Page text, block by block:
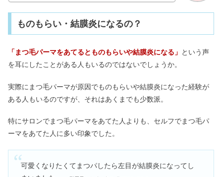
ものもらい・結膜炎になるの？
「まつ毛パーマをあてるとものもらいや結膜炎になる」 という声
を耳にしたことがある人もいるのではないでしょうか。
実際にまつ毛パーマが原因でものもらいや結膜炎になった経験が
ある人もいるのですが、それはあくまでも少数派。
特にサロンでまつ毛パーマをあてた人よりも、セルフでまつ毛パ
ーマをあてた人に多い印象でした。
可愛くなりたくてまつパしたら左目が結膜炎になってし